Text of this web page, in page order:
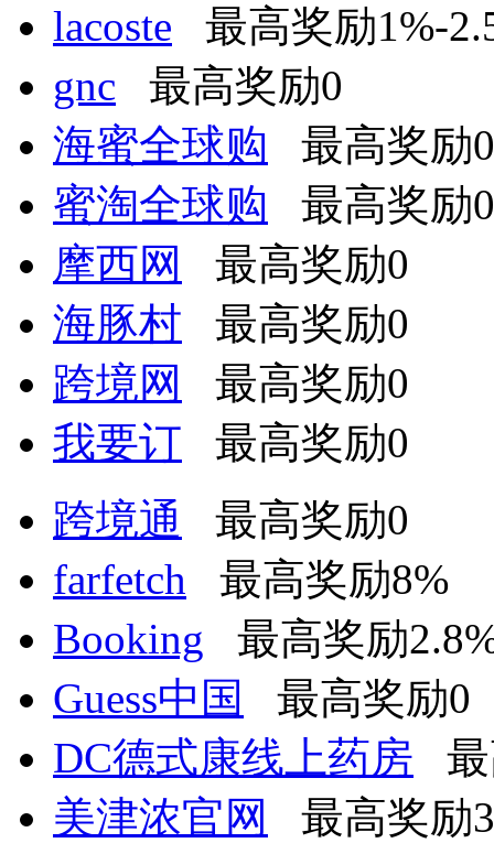
lacoste 最高奖励1%-
gnc 最高奖励0
海蜜全球购 最高奖励0
蜜淘全球购 最高奖励0
摩西网
最高奖励0
海豚村 最高奖励0
跨境网
最高奖励0
我要订 最高奖励0
跨境通
最高奖励0
farfetch 最高奖励8%
Booking 最高奖励
Guess中国
最高奖励0
DC德式康线上药房 最
美津浓官网
最高奖励